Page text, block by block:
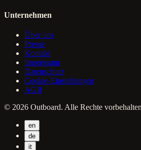
Unternehmen
Über uns
Presse
Kontakt
Impressum
Datenschutz
Cookie-Einstellungen
AGB
© 2026 Outboard. Alle Rechte
en
de
it